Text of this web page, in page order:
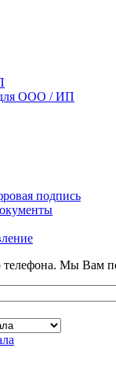
OOO / ИП
подпись
Мы Вам